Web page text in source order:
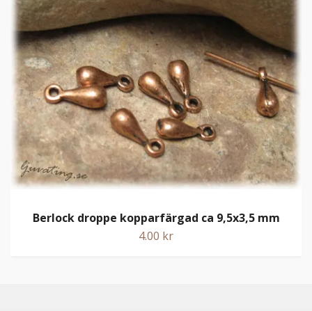
Berlock droppe kopparfärgad ca 9,5x3,5 mm
4.00 kr